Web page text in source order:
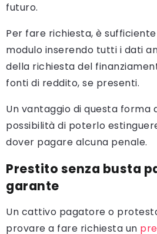
futuro.
Per fare richiesta, è
modulo inserendo tutti i dati
della richiesta del
fonti di reddito, se presenti.
Un vantaggio di questa forma
possibilità di poterlo
dover pagare alcuna penale.
Prestito senza busta
garante
Un cattivo pagatore o
provare a fare richiesta un